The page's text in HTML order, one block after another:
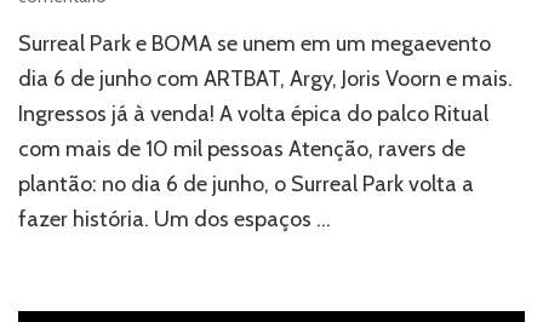
Park
+
evento
inédito
reúne
da
Surreal Park e BOMA se unem em um megaevento
dia 6 de junho com ARTBAT, Argy, Joris Voorn e mais.
Ingressos já à venda! A volta épica do palco Ritual
com mais de 10 mil pessoas Atenção, ravers de
plantão: no dia 6 de junho, o Surreal Park volta a
fazer história. Um dos espaços …